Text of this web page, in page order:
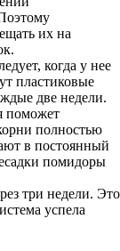
их на
когда у нее
пластиковые
две недели.
поможет
полностью
в постоянный
помидоры
три недели. Это
успела